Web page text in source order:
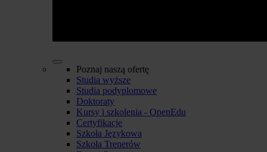
Poznaj naszą ofertę
Studia wyższe
Studia podyplomowe
Doktoraty
Kursy i szkolenia - OpenEdu
Certyfikacje
Szkoła Językowa
Szkoła Trenerów